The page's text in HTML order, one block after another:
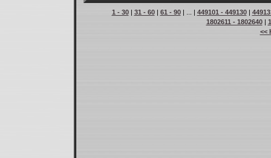
1 - 30| 31 - 60| 61 - 90| ... | 449101 - 449130|
1802611 - 1802640|
<<